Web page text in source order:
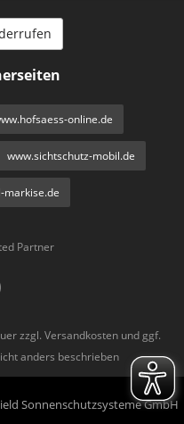
online.de
www.sichtschutz-mobil.de
markise.de
zzgl. Versandkosten und ggf.
anders beschrieben
Sonnenschutzsysteme GmbH